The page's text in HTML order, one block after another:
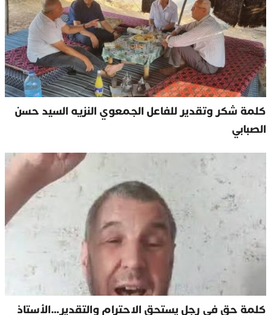
كلمة شكر وتقدير للفاعل الجمعوي النزيه السيد حسن
الصبابي
كلمة حق في رجل يستحق الاحترام والتقدير…الأستاذ